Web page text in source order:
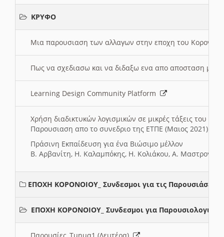
ΚΡΥΦΟ
Μια παρουσιαση των αλλαγων στην εποχη του
Πως να σχεδιασω και να διδαξω ενα απο αποσταση
Learning Design Community Platform
Χρήση διαδικτυκών λογισμικών σε μικρές τάξεις του
Παρουσιαση απο το συνεδριο της ΕΤΠΕ (Μαιος 2021)
Πράσινη Εκπαίδευση για ένα Βιώσιμο μέλλον
Β. Αρβανίτη, Η. Καλαμπόκης, Η. Κολιάκου, Α.
ΕΠΟΧΗ ΚΟΡΟΝΟΙΟΥ_ Συνδεσμοι για τις Παρουσιάσεις
ΕΠΟΧΗ ΚΟΡΟΝΟΙΟΥ_ Συνδεσμοι για Παρουσιολογια